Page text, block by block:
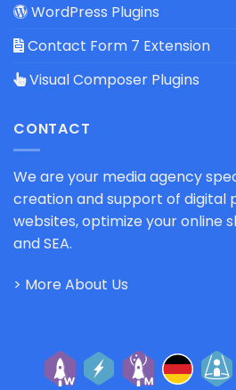
WordPress Plugins
Contact Form 7 Extension
Visual Composer Plugins
CONTACT
We are your media agency
creation and support of digital
websites, optimize your online
and SEA.
> More About Us